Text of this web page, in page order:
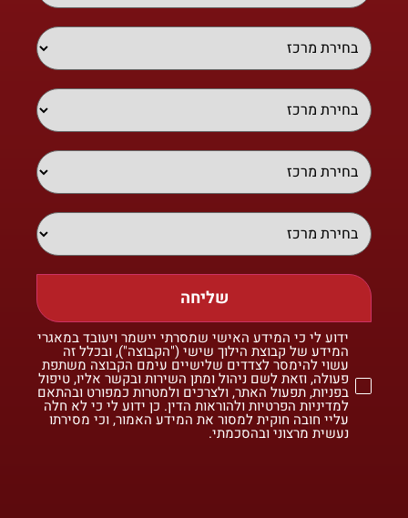
שליחה
ידוע לי כי המידע האישי שמסרתי יישמר ויעובד במאגרי
המידע של קבוצת הילוך שישי ("הקבוצה"), ובכלל זה
עשוי להימסר לצדדים שלישיים עימם הקבוצה משתפת
פעולה, וזאת לשם ניהול ומתן השירות ובקשר אליו, טיפול
בפניות, תפעול האתר, ולצרכים ולמטרות כמפורט ובהתאם
למדיניות הפרטיות ולהוראות הדין. כן ידוע לי כי לא חלה
עליי חובה חוקית למסור את המידע האמור, וכי מסירתו
נעשית מרצוני ובהסכמתי.